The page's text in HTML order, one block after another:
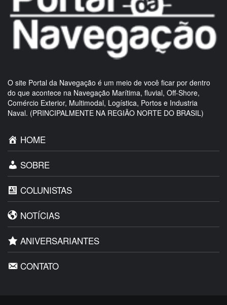
O site Portal da Navegação é um meio de você ficar por dentro
do que acontece na Navegação Marítima, fluvial, Off-Shore,
Comércio Exterior, Multimodal, Logística, Portos e Industria
Naval. (PRINCIPALMENTE NA REGIÃO NORTE DO BRASIL)
HOME
SOBRE
COLUNISTAS
NOTÍCIAS
ANIVERSARIANTES
CONTATO